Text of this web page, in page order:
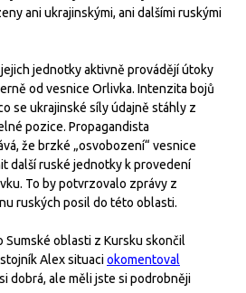
ani ukrajinskými, ani dalšími ruskými
jejich jednotky aktivně provádějí útoky
od vesnice Orlivka. Intenzita bojů
se ukrajinské síly údajně stáhly z
pozice. Propagandista
že brzké „osvobození“ vesnice
další ruské jednotky k provedení
To by potvrzovalo zprávy z
ruských posil do této oblasti.
Sumské oblasti z Kursku skončil
Alex situaciokomentoval
dobrá, ale měli jste si podrobněji